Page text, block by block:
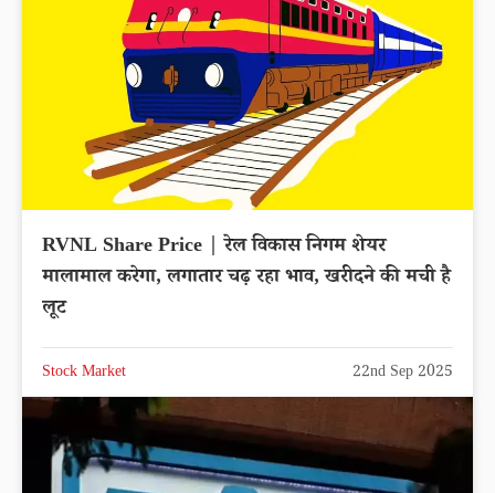
RVNL Share Price | रेल विकास निगम शेयर
मालामाल करेगा, लगातार चढ़ रहा भाव, खरीदने की मची है
लूट
Stock Market 22nd Sep 2025